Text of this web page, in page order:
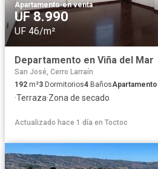
Apartamento·en venta
UF 8.990
UF 46/m²
Departamento en Viña del Mar
San José, Cerro Larraín
192 m²3 Dormitorios4 BañosApartamento
·Terraza·Zona de secado
Actualizado hace 1 día en Toctoc